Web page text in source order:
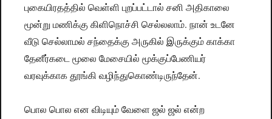
புகையிரதத்தில் வெள்ளி புறப்பட்டால் சனி அதிகாலை
மூன்று மணிக்கு கிளிநொச்சி செல்லலாம். நான் உடனே
வீடு செல்லாமல் சந்தைக்கு அருகில் இருக்கும் காக்கா
தேனீர்கடை மூலை மேசையில் மூக்குப்பேணியர்
வரவுக்காக தூங்கி வழிந்துகொண்டிருந்தேன்.
பொல பொல என விடியும் வேளை ஜல் ஜல் என்ற